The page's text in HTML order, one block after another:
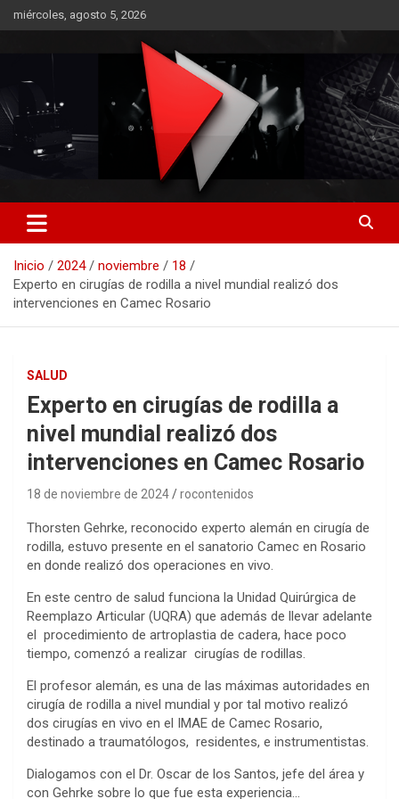
Saltar
al
miércoles, agosto 5, 2026
RO CONTENIDOS
Inicio 2024 noviembre
18
Experto en cirugías de rodilla a nivel mundial realizó dos
intervenciones en Camec Rosario
SALUD
Experto en cirugías de rodilla a
nivel mundial realizó dos
intervenciones en Camec Rosario
18 de noviembre de 2024 rocontenidos
Thorsten Gehrke, reconocido experto alemán en cirugía de
rodilla, estuvo presente en el sanatorio Camec en Rosario
en donde realizó dos operaciones en vivo.
En este centro de salud funciona la Unidad Quirúrgica de
Reemplazo Articular (UQRA) que además de llevar adelante
el procedimiento de artroplastia de cadera, hace poco
tiempo, comenzó a realizar cirugías de rodillas.
El profesor alemán, es una de las máximas autoridades en
cirugía de rodilla a nivel mundial y por tal motivo realizó
dos cirugías en vivo en el IMAE de Camec Rosario,
destinado a traumatólogos, residentes, e instrumentistas.
Dialogamos con el Dr. Oscar de los Santos, jefe del área y
con Gehrke sobre lo que fue esta experiencia…